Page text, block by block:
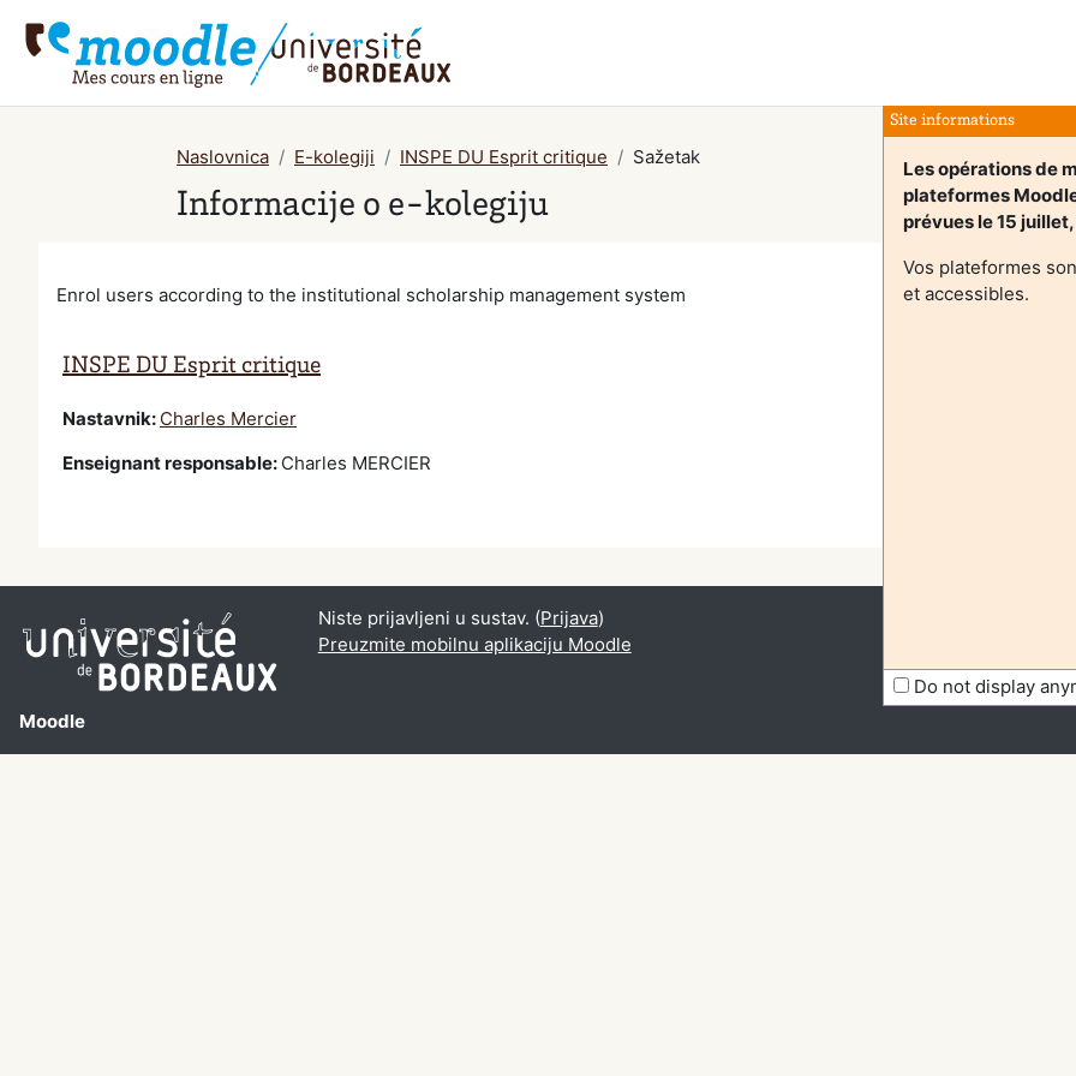
Site informations
Les opérations de
plateformes
prévues le 15
Vos plateformes
et accessibles.
Do not display
Naslovnica E-kolegiji INSPE DU Esprit critique Sažetak
Informacije o e-kolegiju
Enrol users according to the institutional scholarship management system
INSPE DU Esprit critique
Nastavnik: Charles Mercier
Enseignant responsable: Charles MERCIER
Moodle
Niste prijavljeni u sustav. (Prijava)
Preuzmite mobilnu aplikaciju Moodle